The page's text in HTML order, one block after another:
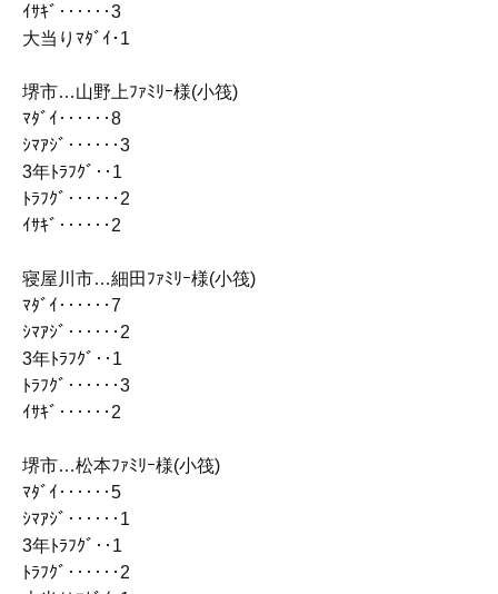
ｲｻｷﾞ‥‥‥3
大当りﾏﾀﾞｲ･1
堺市…山野上ﾌｧﾐﾘｰ様(小筏)
ﾏﾀﾞｲ‥‥‥8
ｼﾏｱｼﾞ‥‥‥3
3年ﾄﾗﾌｸﾞ‥1
ﾄﾗﾌｸﾞ‥‥‥2
ｲｻｷﾞ‥‥‥2
寝屋川市…細田ﾌｧﾐﾘｰ様(小筏)
ﾏﾀﾞｲ‥‥‥7
ｼﾏｱｼﾞ‥‥‥2
3年ﾄﾗﾌｸﾞ‥1
ﾄﾗﾌｸﾞ‥‥‥3
ｲｻｷﾞ‥‥‥2
堺市…松本ﾌｧﾐﾘｰ様(小筏)
ﾏﾀﾞｲ‥‥‥5
ｼﾏｱｼﾞ‥‥‥1
3年ﾄﾗﾌｸﾞ‥1
ﾄﾗﾌｸﾞ‥‥‥2